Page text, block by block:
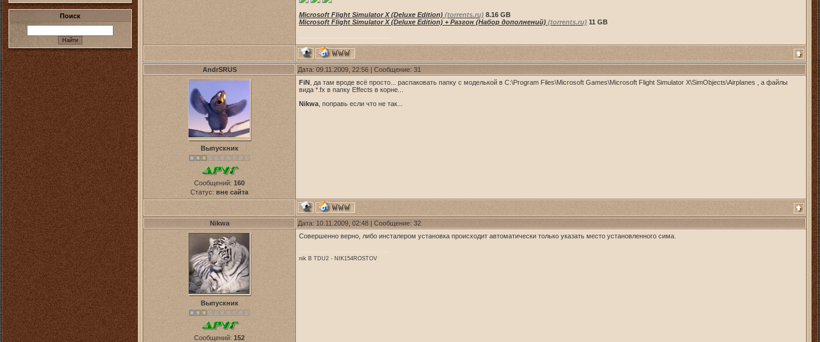
Поиск Microsoft Flight Simulator X (Deluxe Edition) (torrents.ru) 8.16 GB
Microsoft Flight Simulator X (Deluxe Edition) + Разгон (Набор дополнений) (torrents.ru) 11 GB
AndrSRUS Дата: 09.11.2009, 22:56 | Сообщение: 31
Выпускник
Сообщений: 160
Статус: вне сайта
FiN , да там вроде всё просто... распаковать папку с моделькой в C:\Program Files\Microsoft Games\Microsoft Flight Simulator X\SimObjects\Airplanes , а файлы
вида *.fx в папку Effects в корне...
Nikwa , поправь если что не так...
Nikwa Дата: 10.11.2009, 02:48 | Сообщение: 32
Выпускник
Сообщений: 152
Совершенно верно, либо инсталером установка происходит автоматически только указать место установленного сима.
nik В TDU2 - NIK154ROSTOV